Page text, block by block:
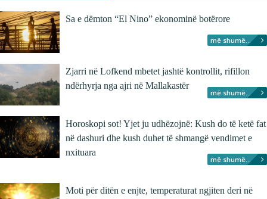
Sa e dëmton “El Nino” ekonominë botërore
më shumë...
Zjarri në Lofkend mbetet jashtë kontrollit, rifillon
ndërhyrja nga ajri në Mallakastër
më shumë...
Horoskopi sot! Yjet ju udhëzojnë: Kush do të ketë fat
në dashuri dhe kush duhet të shmangë vendimet e
nxituara
më shumë...
Moti për ditën e enjte, temperaturat ngjiten deri në